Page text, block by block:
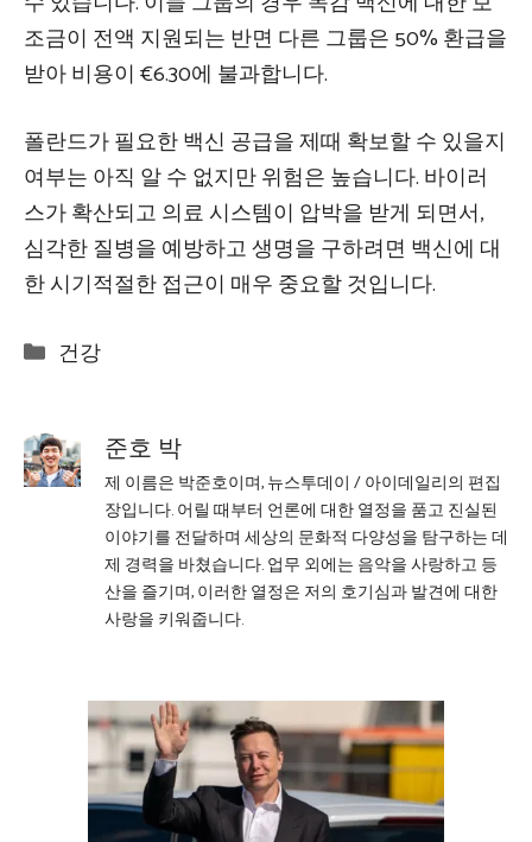
조금이 전액 지원되는 반면 다른 그룹은 50% 환급을
받아 비용이 €6.30에 불과합니다.
폴란드가 필요한 백신 공급을 제때 확보할 수 있을지
여부는 아직 알 수 없지만 위험은 높습니다. 바이러
스가 확산되고 의료 시스템이 압박을 받게 되면서,
심각한 질병을 예방하고 생명을 구하려면 백신에 대
한 시기적절한 접근이 매우 중요할 것입니다.
Categories
건강
준호 박
제 이름은 박준호이며, 뉴스투데이 / 아이데일리의 편집
장입니다. 어릴 때부터 언론에 대한 열정을 품고 진실된
이야기를 전달하며 세상의 문화적 다양성을 탐구하는 데
제 경력을 바쳤습니다. 업무 외에는 음악을 사랑하고 등
산을 즐기며, 이러한 열정은 저의 호기심과 발견에 대한
사랑을 키워줍니다.